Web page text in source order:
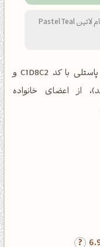
رنگ سبزآبی پاستلی با کد هگز C1D8C2 و نام لاتین Pastel Teal
همچنین باید اشاره شود که رنگ سبزآبی پاستلی با کد C1D8C2 و